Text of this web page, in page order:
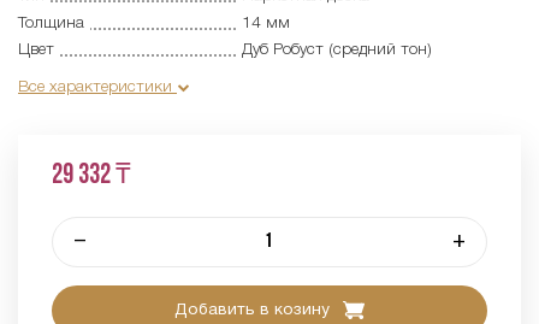
Толщина
14 мм
Цвет
Дуб Робуст (средний тон)
Все характеристики
29 332 ₸
– +
Добавить в козину